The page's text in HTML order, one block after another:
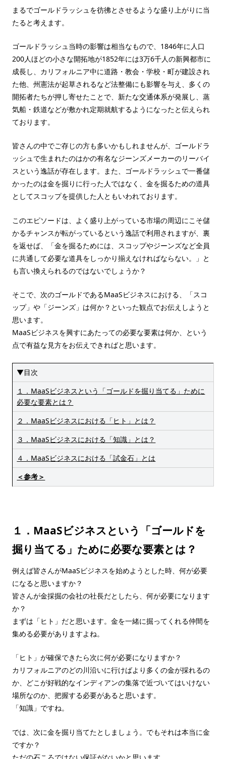
まるでゴールドラッシュを彷彿とさせるような盛り上がりに当
たると考えます。
ゴールドラッシュ当時の影響は相当なもので、1846年に人口
200人ほどの小さな開拓地が1852年には3万6千人の新興都市に
成長し、カリフォルニア中に道路・教会・学校・町が建設され
た他、州憲法が起草されるなど法整備にも影響を与え、多くの
開拓者たちが押し寄せたことで、新たな交通体系が発展し、蒸
気船・鉄道などが敷かれ定期就航するようになったと伝えられ
ております。
皆さんの中でご存じの方も多いかもしれませんが、ゴールドラ
ッシュで生まれたのはかの有名なジーンズメーカーのリーバイ
スという逸話が存在します。また、ゴールドラッシュで一番儲
かったのは金を掘りに行った人ではなく、金を掘るための道具
としてスコップを提供した人ともいわれております。
このエピソードは、よく盛り上がっている市場の周辺にこそ儲
かるチャンスが転がっているという逸話で利用されますが、裏
を返せば、「金を掘るためには、スコップやジーンズなど全員
に共通して必要な道具をしっかり揃えなければならない。」と
も言い換えられるのではないでしょうか？
そこで、次のゴールドであるMaaSビジネスにおける、「スコ
ップ」や「ジーンズ」は何か？といった観点でお伝えしようと
思います。
MaaSビジネスを興すにあたっての必要な要素は何か、という
点で有益な見方をお伝えできればと思います。
▼目次
１．MaaSビジネスという「ゴールドを掘り当てる」ために
必要な要素とは？
２．MaaSビジネスにおける「ヒト」とは？
３．MaaSビジネスにおける「知識」とは？
４．MaaSビジネスにおける「試金石」とは
＜参考＞
１．MaaSビジネスという「ゴールドを
掘り当てる」ために必要な要素とは？
例えば皆さんがMaaSビジネスを始めようとした時、何が必要
になると思いますか？
皆さんが金採掘の会社の社長だとしたら、何が必要になります
か？
まずは「ヒト」だと思います。金を一緒に掘ってくれる仲間を
集める必要がありますよね。
「ヒト」が確保できたら次に何が必要になりますか？
カリフォルニアのどの川沿いに行けばより多くの金が採れるの
か、どこが好戦的なインディアンの集落で近づいてはいけない
場所なのか、把握する必要があると思います。
「知識」ですね。
では、次に金を掘り当てたとしましょう。でもそれは本当に金
ですか？
ただの石ころではない保証がないかと思います。